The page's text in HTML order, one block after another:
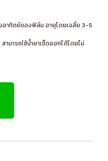
อาทิตย์ของฟิล์ม อายุโดยเฉลี่ย 3-5
มารถใช้น้ำยาเช็ดออกได้โดยไม่